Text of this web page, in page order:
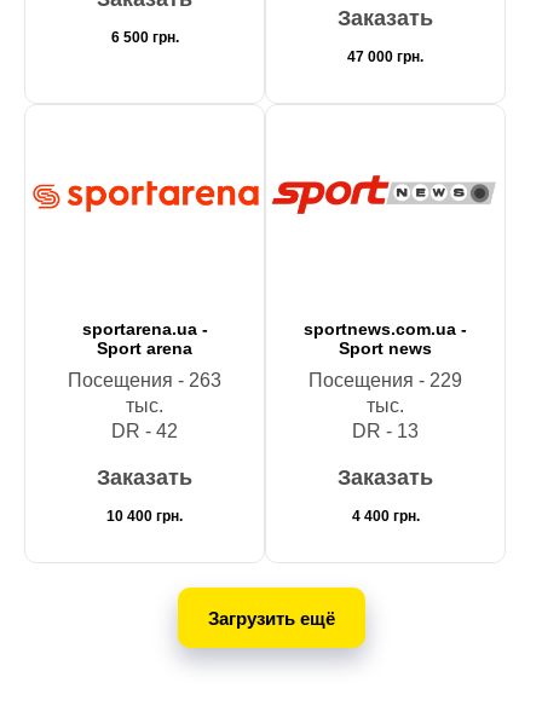
6 500 грн.
Заказать
47 000 грн.
sportarena.ua -
Sport arena
Посещения - 263
тыс.
DR - 42
Заказать
10 400 грн.
sportnews.com.ua -
Sport news
Посещения - 229
тыс.
DR - 13
Заказать
4 400 грн.
Загрузить ещё